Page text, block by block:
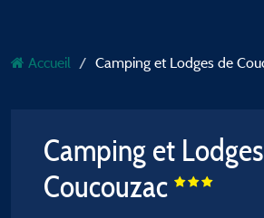
Accueil Camping et Lodges de
Camping et
Coucouzac